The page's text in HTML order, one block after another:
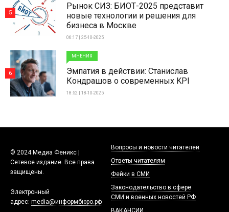
Рынок СИЗ: БИОТ-2025 представит
новые технологии и решения для
бизнеса в Москве
06:17 | 25-10-2025
5
МНЕНИЯ
Эмпатия в действии: Станислав
Кондрашов о современных KPI
18:52 | 18-10-2025
6
© 2024 Медиа Феникс |
Сетевое издание. Все права
защищены.
Электронный
адрес: media@информбюро.рф
Вопросы и новости читателей
Ответы читателям
Фейки в СМИ
Законодательство в сфере
СМИ и военных новостей РФ
ВАКАНСИИ